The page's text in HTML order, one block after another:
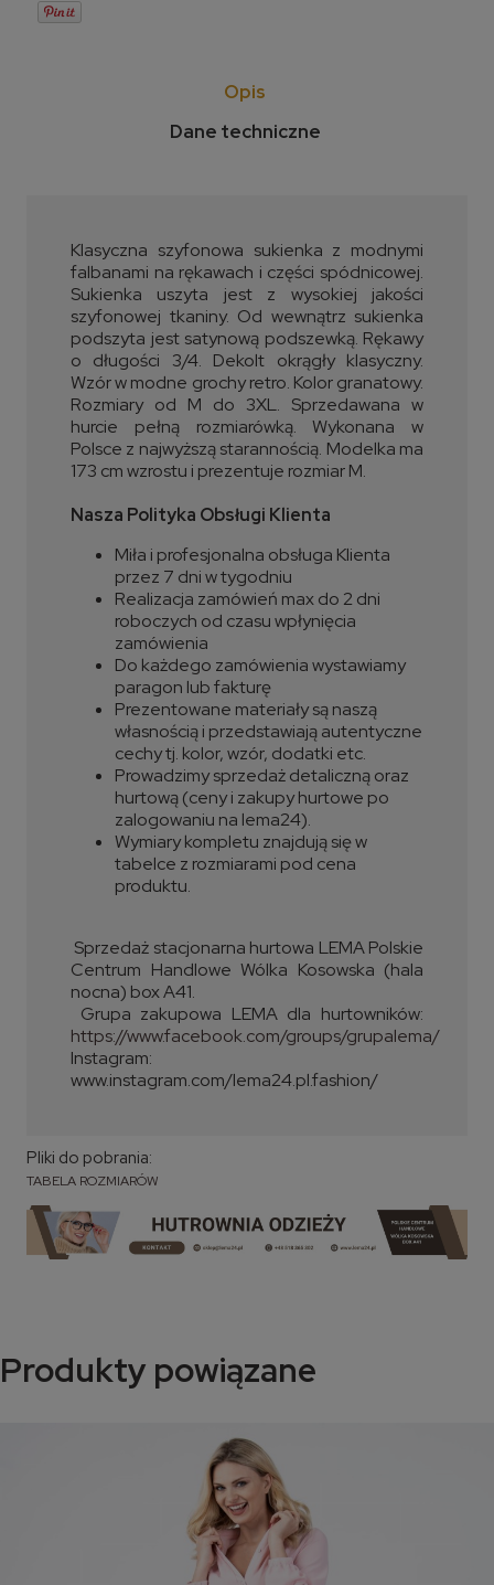
Opis
Dane techniczne
Klasyczna szyfonowa sukienka z modnymi
falbanami na rękawach i części spódnicowej.
Sukienka uszyta jest z wysokiej jakości
szyfonowej tkaniny. Od wewnątrz sukienka
podszyta jest satynową podszewką. Rękawy
o długości 3/4. Dekolt okrągły klasyczny.
Wzór w modne grochy retro. Kolor granatowy.
Rozmiary od M do 3XL. Sprzedawana w
hurcie pełną rozmiarówką. Wykonana w
Polsce z najwyższą starannością. Modelka ma
173 cm wzrostu i prezentuje rozmiar M.
Nasza Polityka Obsługi Klienta
Miła i profesjonalna obsługa Klienta
przez 7 dni w tygodniu
Realizacja zamówień max do 2 dni
roboczych od czasu wpłynięcia
zamówienia
Do każdego zamówienia wystawiamy
paragon lub fakturę
Prezentowane materiały są naszą
własnością i przedstawiają autentyczne
cechy tj. kolor, wzór, dodatki etc.
Prowadzimy sprzedaż detaliczną oraz
hurtową (ceny i zakupy hurtowe po
zalogowaniu na lema24).
Wymiary kompletu znajdują się w
tabelce z rozmiarami pod cena
produktu.
Sprzedaż stacjonarna hurtowa LEMA Polskie
Centrum Handlowe Wólka Kosowska (hala
nocna) box A41.
Grupa zakupowa LEMA dla hurtowników:
https://www.facebook.com/groups/grupalema/
Instagram:
www.instagram.com/lema24.pl.fashion/
Pliki do pobrania:
TABELA ROZMIARÓW
Produkty powiązane